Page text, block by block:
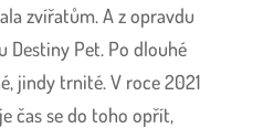
zvířatům. A z opravdu
Destiny Pet. Po dlouhé
jindy trnité. V roce 2021
čas se do toho opřít,